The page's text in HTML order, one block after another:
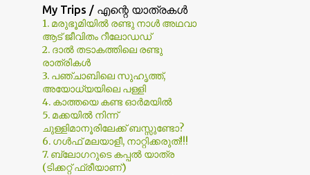
April
1
January
2022
October
September
June
March
My Trips / എന്റെ യാത്രകള്‍
1. മരുഭൂമിയില്‍ രണ്ടു നാള്‍ അഥവാ
ആട് ജീവിതം റീലോഡഡ്
2. ദാല്‍ തടാകത്തിലെ രണ്ടു
രാത്രികള്‍
3. പഞ്ചാബിലെ സുഹൃത്ത്,
അയോധ്യയിലെ പള്ളി
4. കാത്തയെ കണ്ട ഓര്‍മയില്‍
5. മക്കയില്‍ നിന്ന്
ചുള്ളിമാനൂരിലേക്ക് ബസ്സുണ്ടോ?
6. ഗള്‍ഫ് മലയാളീ, നാറ്റിക്കരുത്!!!
7. ബ്ലോഗറുടെ കപ്പല്‍ യാത്ര
(ടിക്കറ്റ് ഫ്രീയാണ്)